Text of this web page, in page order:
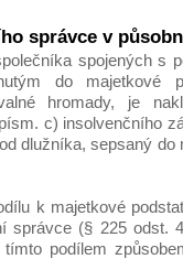
správce v
spojených s
do majetkové
hromady, je
c) insolvenčního
dlužníka, sepsaný do
k majetkové
správce (§ 225 odst.
podílem